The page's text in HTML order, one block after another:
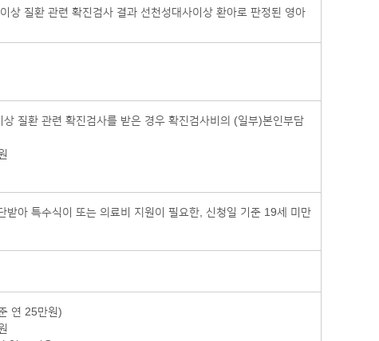
상 질환 관련 확진검사 결과 선천성대사이상 환아로 판정된 영아
질환 관련 확진검사를 받은 경우 확진검사비의 (일부)본인부담
아 특수식이 또는 의료비 지원이 필요한, 신청일 기준 19세 미만
연 25만원)